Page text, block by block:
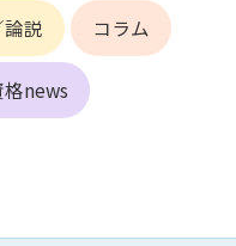
説 コラム
news
行為
送信又は書き込む行為
とした行為
売し、または転売のため